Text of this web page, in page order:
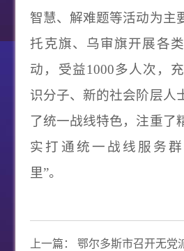
智慧、解难题等活动为主
托克旗、乌审旗开展各
动，受益1000多人次，
识分子、新的社会阶层人
了统一战线特色，注重了
实打通统一战线服务
里”。
上一篇：鄂尔多斯市召开无党